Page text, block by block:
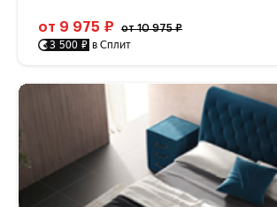
от 9 975 ₽ от 10 975 ₽
3 500 ₽ в Сплит